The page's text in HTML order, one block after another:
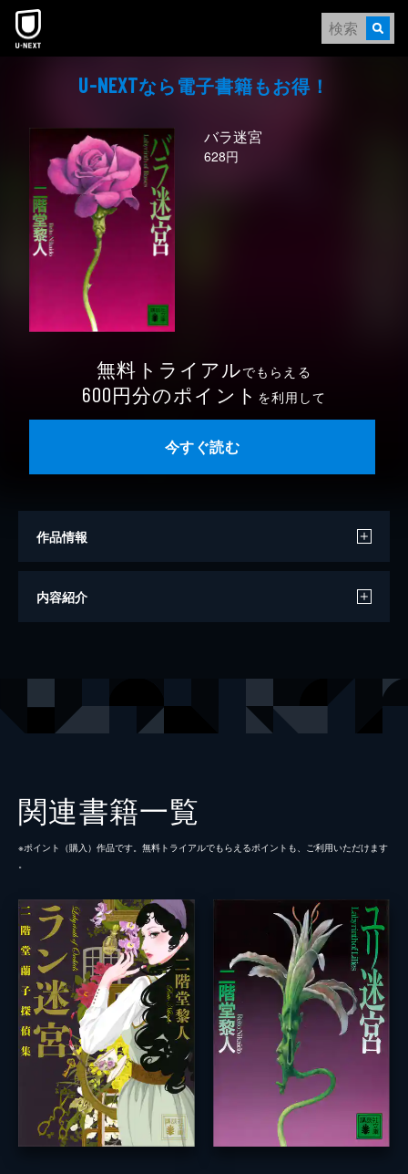
本文へスキップ
U-NEXTなら電⼦書籍もお得！
バラ迷宮
628円
無料トライアルでもらえる
600円分のポイント を利用して
今すぐ読む
作品情報
著者
内容紹介
関連書籍一覧
※ポイント（購⼊）作品です。無料トライアルでもらえるポイントも、ご利⽤いただけます